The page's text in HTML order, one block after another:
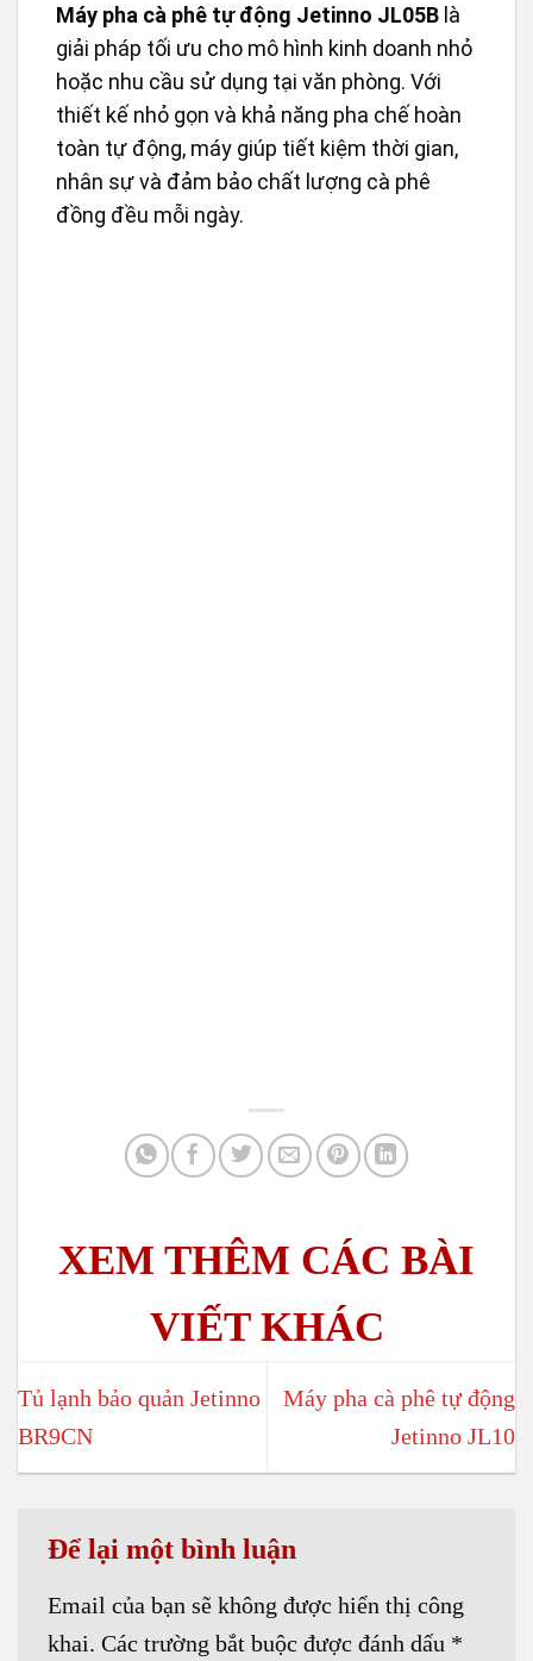
Máy pha cà phê tự động Jetinno JL05B là
giải pháp tối ưu cho mô hình kinh doanh nhỏ
hoặc nhu cầu sử dụng tại văn phòng. Với
thiết kế nhỏ gọn và khả năng pha chế hoàn
toàn tự động, máy giúp tiết kiệm thời gian,
nhân sự và đảm bảo chất lượng cà phê
đồng đều mỗi ngày.
Tủ lạnh bảo quản Jetinno
BR9CN
Máy pha cà phê tự động
Jetinno JL10
Để lại một bình luận
Email của bạn sẽ không được hiển thị công
khai. Các trường bắt buộc được đánh dấu *